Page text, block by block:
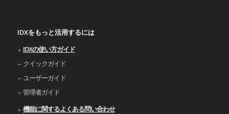
IDXをもっと活用するには
IDXの使い⽅ガイド
クイックガイド
ユーザーガイド
管理者ガイド
機能に関するよくある問い合わせ